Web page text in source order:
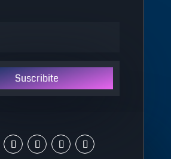
Suscribite